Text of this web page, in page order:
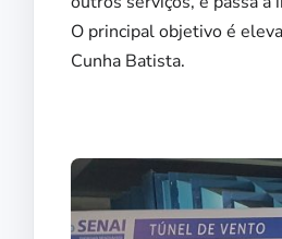
O principal objetivo é
Cunha Batista.